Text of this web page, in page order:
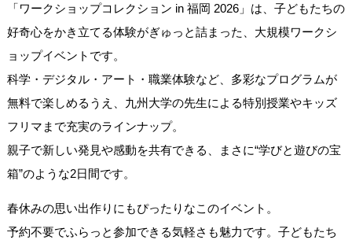
「ワークショップコレクション in 福岡 2026」は、子どもたちの
好奇心をかき立てる体験がぎゅっと詰まった、大規模ワークシ
ョップイベントです。
科学・デジタル・アート・職業体験など、多彩なプログラムが
無料で楽しめるうえ、九州大学の先生による特別授業やキッズ
フリマまで充実のラインナップ。
親子で新しい発見や感動を共有できる、まさに“学びと遊びの宝
箱”のような2日間です。
春休みの思い出作りにもぴったりなこのイベント。
予約不要でふらっと参加できる気軽さも魅力です。子どもたち